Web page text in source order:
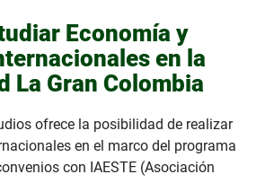
Economía y
en la
La Gran Colombia
ofrece la posibilidad de realizar
en el marco del programa
con IAESTE (Asociación